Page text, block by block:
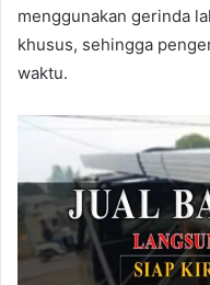
menggunakan gerinda
khusus, sehingga
waktu.